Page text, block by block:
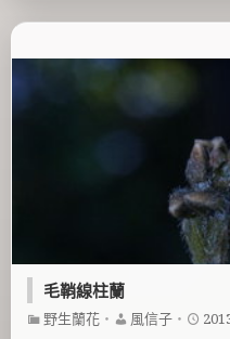
毛鞘線柱蘭
野生蘭花 ・ 風信子 ・